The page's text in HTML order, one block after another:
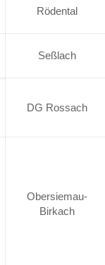
Rödental
Seßlach
DG Rossach
Obersiemau-
Birkach